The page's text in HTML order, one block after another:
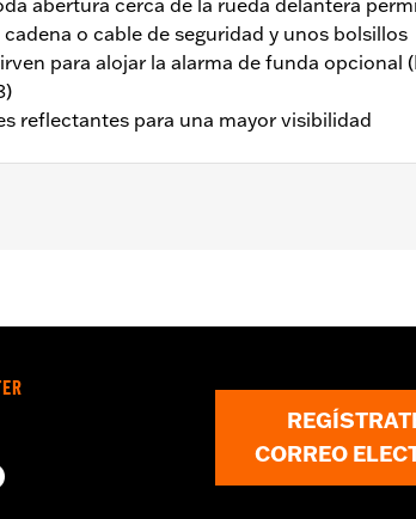
o cable de seguridad y unos bolsillos
para alojar la alarma de funda opcional
reflectantes para una mayor visibilidad
graves o incluso la muerte.
se remolcan. Utilizar las fundas para
daños a la funda, la moto y el
CORREO